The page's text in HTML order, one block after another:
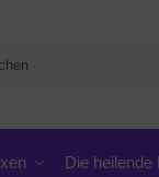
Die heilende